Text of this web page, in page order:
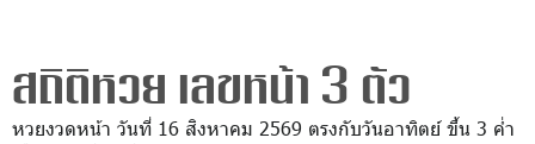
สถิติหวย เลขหน้า 3 ตัว
หวยงวดหน้า วันที่ 16 สิงหาคม 2569 ตรงกับวันอาทิตย์ ขึ้น 3 ค่ำ